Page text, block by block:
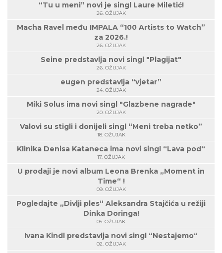
“Tu u meni” novi je singl Laure Miletić!
26. OŽUJAK
Macha Ravel među IMPALA “100 Artists to Watch”
za 2026.!
26. OŽUJAK
Seine predstavlja novi singl "Plagijat"
26. OŽUJAK
eugen predstavlja “vjetar”
24. OŽUJAK
Miki Solus ima novi singl "Glazbene nagrade"
20. OŽUJAK
Valovi su stigli i donijeli singl “Meni treba netko”
18. OŽUJAK
Klinika Denisa Kataneca ima novi singl “Lava pod“
17. OŽUJAK
U prodaji je novi album Leona Brenka „Moment in
Time“ !
09. OŽUJAK
Pogledajte „Divlji ples“ Aleksandra Stajčića u režiji
Dinka Doringa!
05. OŽUJAK
Ivana Kindl predstavlja novi singl “Nestajemo“
02. OŽUJAK